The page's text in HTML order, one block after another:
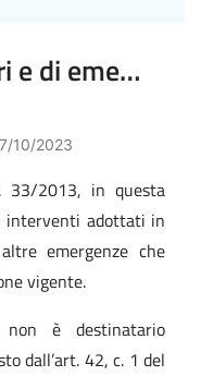
Interventi straordinari e di emergenza
10/2023
33/2013, in questa
interventi adottati in
emergenze che
vigente.
è destinatario
dall’art. 42, c. 1 del